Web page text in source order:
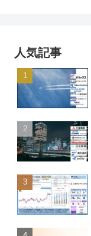
人気記事